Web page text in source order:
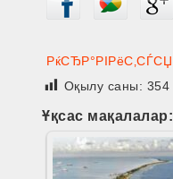
РќСЂР°РІРёС‚СЃСЏ
Оқылу саны: 354
Ұқсас мақалалар: